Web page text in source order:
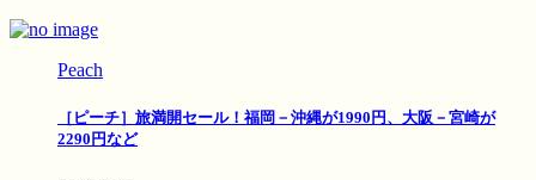
Peach
［ピーチ］旅満開セール！福岡－沖縄が1990円、大阪－宮崎が
2290円など